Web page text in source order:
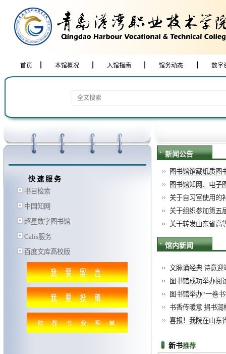
首页 本馆概况 入馆指南 馆务动态 数字
快速服务
书目检索
中国知网
超星数字图书馆
Calis服务
百度文库高校版
新闻公告
图书馆馆藏纸质图
图书馆知网、电子
关于自习室使用的
关于组织参加第五
关于转发山东省高
馆内新闻
文脉诵经典 诗意
图书馆成功举办阅
图书馆举办“一卷
书香传暖意 捐书润
喜报！我院在山东
新书推荐